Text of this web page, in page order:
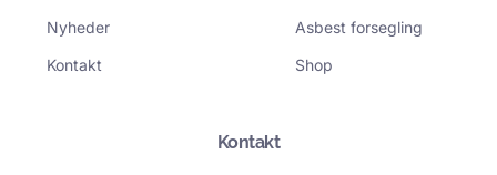
Nyheder
Kontakt
Asbest forsegling
Shop
Kontakt